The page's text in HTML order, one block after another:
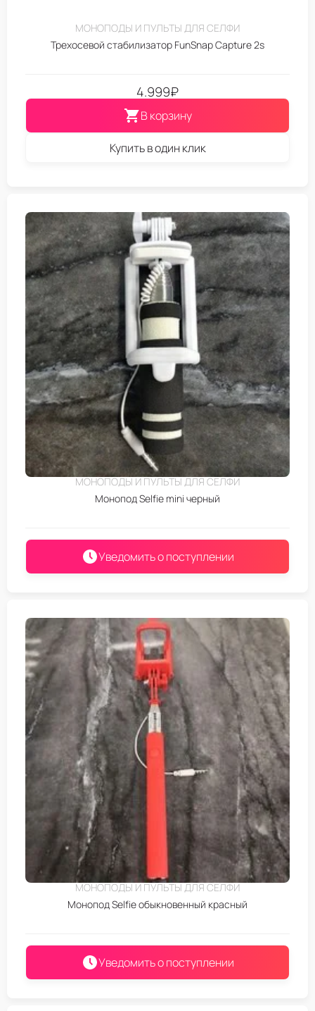
МОНОПОДЫ И ПУЛЬТЫ ДЛЯ СЕЛФИ
Трехосевой стабилизатор FunSnap Capture 2s
4.999₽
В корзину
Купить в один клик
МОНОПОДЫ И ПУЛЬТЫ ДЛЯ СЕЛФИ
Монопод Selfie mini черный
Уведомить о поступлении
МОНОПОДЫ И ПУЛЬТЫ ДЛЯ СЕЛФИ
Монопод Selfie обыкновенный красный
Уведомить о поступлении